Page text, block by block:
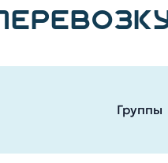
Группы